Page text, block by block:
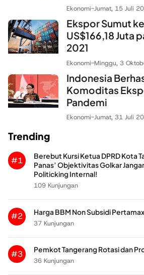
Ekonomi-Jumat, 15 Juli
Ekspor Sumut
US$166,18 Juta
2021
Ekonomi-Minggu, 3
Indonesia
Komoditas
Pandemi
Ekonomi-Jumat, 31 Juli
Trending
#1
Berebut Kursi Ketua DPRD Kota
Panas’ Objektivitas Golkar
Politicking Internal!
109 Kunjungan
#2
Harga BBM Non Subsidi
37 Kunjungan
#3
Pemkot Tangerang Rotasi dan
36 Kunjungan